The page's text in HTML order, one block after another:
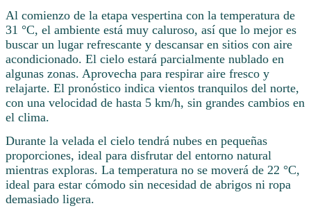
Al comienzo de la etapa vespertina con la temperatura de
31 °C, el ambiente está muy caluroso, así que lo mejor es
buscar un lugar refrescante y descansar en sitios con aire
acondicionado. El cielo estará parcialmente nublado en
algunas zonas. Aprovecha para respirar aire fresco y
relajarte. El pronóstico indica vientos tranquilos del norte,
con una velocidad de hasta 5 km/h, sin grandes cambios en
el clima.
Durante la velada el cielo tendrá nubes en pequeñas
proporciones, ideal para disfrutar del entorno natural
mientras exploras. La temperatura no se moverá de 22 °C,
ideal para estar cómodo sin necesidad de abrigos ni ropa
demasiado ligera.